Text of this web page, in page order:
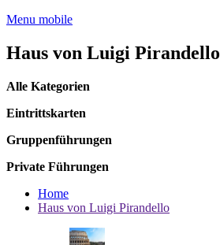
Menu mobile
Haus von Luigi Pirandello
Alle Kategorien
Eintrittskarten
Gruppenführungen
Private Führungen
Home
Haus von Luigi Pirandello